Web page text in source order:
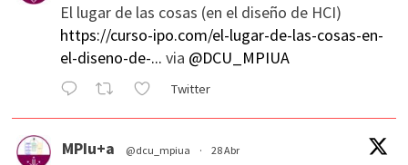
El lugar de las cosas (en el diseño de HCI)
https://curso-ipo.com/el-lugar-de-las-cosas-en-
el-diseno-de-... via @DCU_MPIUA
Twitter
MPIu+a @dcu_mpiua · 28 Abr